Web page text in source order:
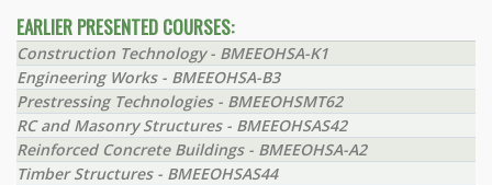
EARLIER PRESENTED COURSES:
Construction Technology - BMEEOHSA-K1
Engineering Works - BMEEOHSA-B3
Prestressing Technologies - BMEEOHSMT62
RC and Masonry Structures - BMEEOHSAS42
Reinforced Concrete Buildings - BMEEOHSA-A2
Timber Structures - BMEEOHSAS44